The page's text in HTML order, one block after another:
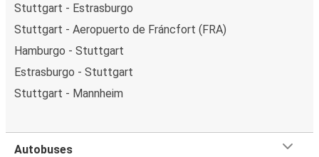
Stuttgart - Estrasburgo
Stuttgart - Aeropuerto de Fráncfort (FRA)
Hamburgo - Stuttgart
Estrasburgo - Stuttgart
Stuttgart - Mannheim
Autobuses